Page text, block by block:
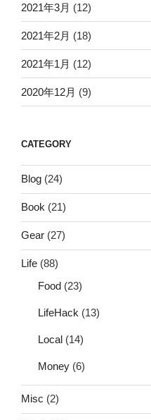
2021年3月 (12)
2021年2月 (18)
2021年1月 (12)
2020年12月 (9)
CATEGORY
Blog (24)
Book (21)
Gear (27)
Life (88)
Food (23)
LifeHack (13)
Local (14)
Money (6)
Misc (2)